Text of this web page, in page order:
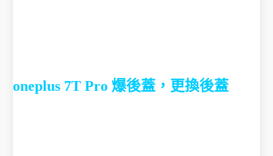
oneplus 7T Pro 爆後蓋，更換後蓋